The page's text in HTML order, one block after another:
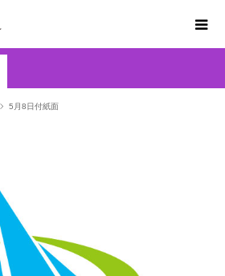
5月8日付紙面